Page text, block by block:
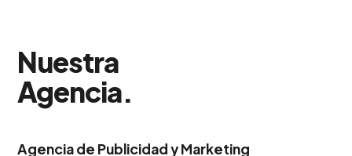
Nuestra
Agencia.
Agencia de Publicidad y Marketing